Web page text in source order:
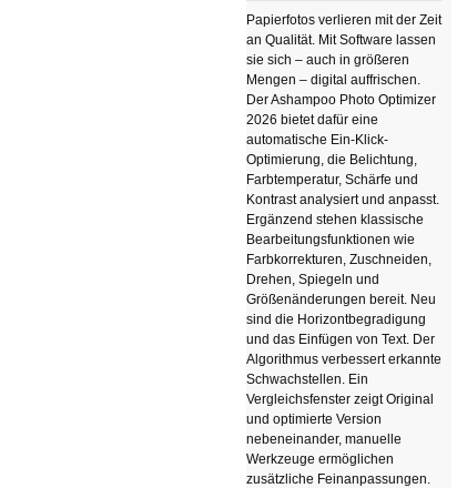
Papierfotos verlieren mit der Zeit
an Qualität. Mit Software lassen
sie sich – auch in größeren
Mengen – digital auffrischen.
Der Ashampoo Photo Optimizer
2026 bietet dafür eine
automatische Ein-Klick-
Optimierung, die Belichtung,
Farbtemperatur, Schärfe und
Kontrast analysiert und anpasst.
Ergänzend stehen klassische
Bearbeitungsfunktionen wie
Farbkorrekturen, Zuschneiden,
Drehen, Spiegeln und
Größenänderungen bereit. Neu
sind die Horizontbegradigung
und das Einfügen von Text. Der
Algorithmus verbessert erkannte
Schwachstellen. Ein
Vergleichsfenster zeigt Original
und optimierte Version
nebeneinander, manuelle
Werkzeuge ermöglichen
zusätzliche Feinanpassungen.